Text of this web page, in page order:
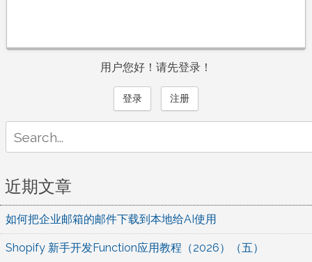
用户您好！请先登录！
登录 注册
for:
近期文章
如何把企业邮箱的邮件下载到本地给AI使用
Shopify 新手开发Function应用教程（2026）（五）